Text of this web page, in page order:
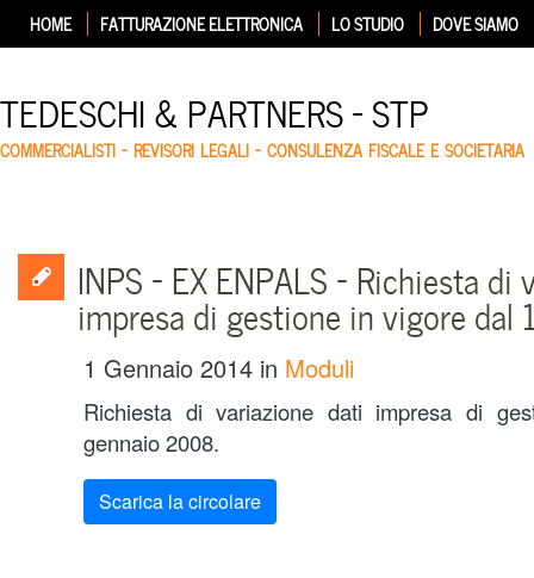
HOME FATTURAZIONE ELETTRONICA LO STUDIO DOVE SIAMO
TEDESCHI & PARTNERS – STP
COMMERCIALISTI – REVISORI LEGALI – CONSULENZA FISCALE E SOCIETARIA
INPS – EX ENPALS – Richiesta
impresa di gestione in vigore dal
1 Gennaio 2014 in Moduli
Richiesta di variazione dati impresa di
gennaio 2008.
Scarica la circolare